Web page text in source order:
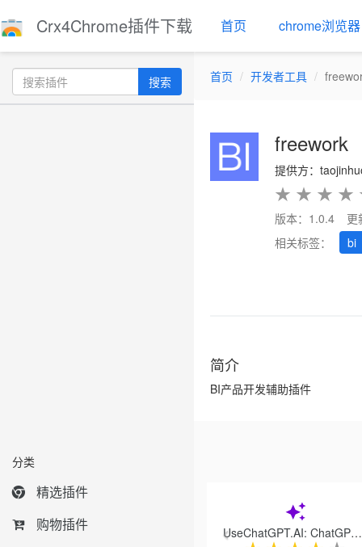
Crx4Chrome插件下载 首页 chrome浏览器
搜索
分类
精选插件
购物插件
首页 开发者工具
freework
提供方：
★ ★ ★ ★
版本：1.0.4
更
相关标签：
bi
简介
BI产品开发辅助插件
UseChatGPT.AI: ChatGPT AI Copilot for the Web